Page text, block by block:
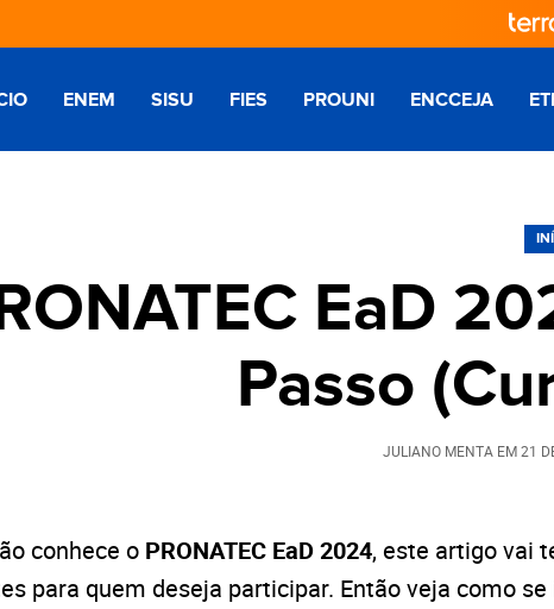
ENEM SISU FIES PROUNI ENCCEJA
EaD
Passo
JULIANO MENTA EM21
conhece o PRONATEC EaD 2024, este artigo vai
para quem deseja participar. Então veja como se